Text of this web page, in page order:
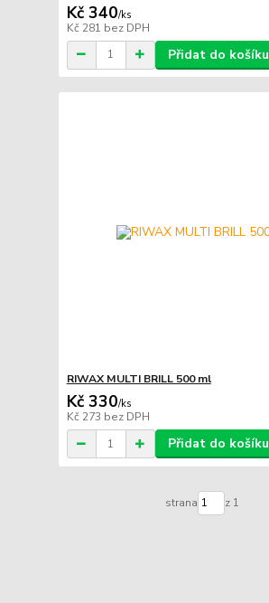
Kč 340/ks
Kč 281 bez DPH
Přidat do košíku
RIWAX MULTI BRILL 500 ml
Kč 330/ks
Kč 273 bez DPH
Přidat do košíku
strana z 1